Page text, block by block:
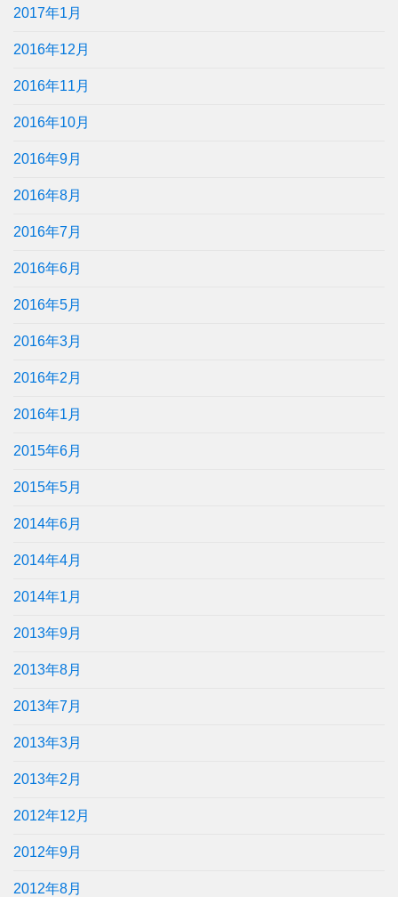
2017年1月
2016年12月
2016年11月
2016年10月
2016年9月
2016年8月
2016年7月
2016年6月
2016年5月
2016年3月
2016年2月
2016年1月
2015年6月
2015年5月
2014年6月
2014年4月
2014年1月
2013年9月
2013年8月
2013年7月
2013年3月
2013年2月
2012年12月
2012年9月
2012年8月